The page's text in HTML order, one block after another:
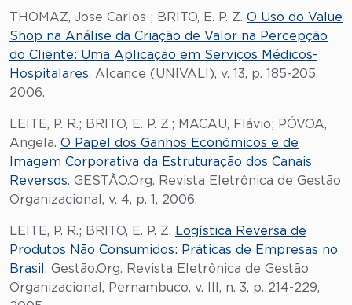
THOMAZ, Jose Carlos ; BRITO, E. P. Z. O Uso do Value
Shop na Análise da Criação de Valor na Percepção
do Cliente: Uma Aplicação em Serviços Médicos-
Hospitalares. Alcance (UNIVALI), v. 13, p. 185-205,
2006.
LEITE, P. R.; BRITO, E. P. Z.; MACAU, Flávio; PÓVOA,
Angela. O Papel dos Ganhos Econômicos e de
Imagem Corporativa da Estruturação dos Canais
Reversos. GESTÃO.Org. Revista Eletrônica de Gestão
Organizacional, v. 4, p. 1, 2006.
LEITE, P. R.; BRITO, E. P. Z. Logística Reversa de
Produtos Não Consumidos: Práticas de Empresas no
Brasil . Gestão.Org. Revista Eletrônica de Gestão
Organizacional, Pernambuco, v. III, n. 3, p. 214-229,